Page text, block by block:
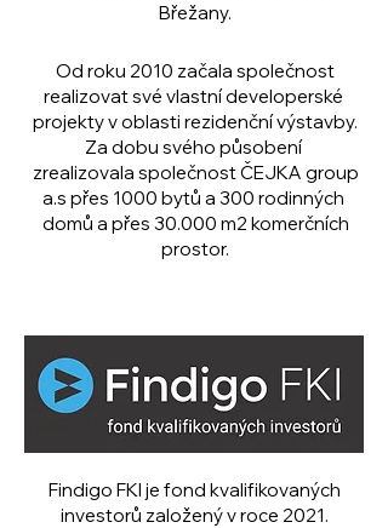
Břežany.
Od roku 2010 začala společnost
realizovat své vlastní developerské
projekty v oblasti rezidenční výstavby.
Za dobu svého působení
zrealizovala společnost ČEJKA group
a.s přes 1000 bytů a 300 rodinných
domů a přes 30.000 m2 komerčních
prostor.
Findigo FKI je fond kvalifikovaných
investorů založený v roce 2021.